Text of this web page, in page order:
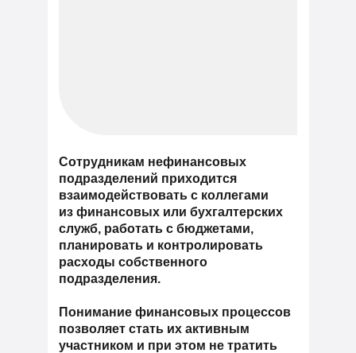
Сотрудникам нефинансовых
подразделений приходится
взаимодействовать с коллегами
из финансовых или бухгалтерских
служб, работать с бюджетами,
планировать и контролировать
расходы собственного
подразделения.
Понимание финансовых процессов
позволяет стать их активным
участником и при этом не тратить